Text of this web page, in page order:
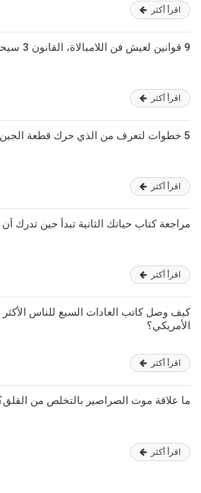
اقرأ أكثر
9 قوانين لعيش فن اللامبالاة، القانون 3 سيحزنك
اقرأ أكثر
5 خطوات لتعرف من الذي حرك قطعة الجبن الخاصة بك؟
اقرأ أكثر
مراجعة كتاب حياتك الثانية تبدأ حين تدرك
اقرأ أكثر
كيف وصل كاتب العادات السبع للناس الأكثر
الأمريكي؟
اقرأ أكثر
ما علاقة موت الصراصير بالتخلص من
اقرأ أكثر